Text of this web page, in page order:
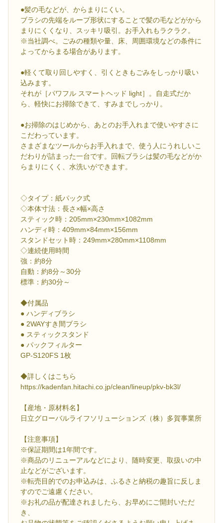
●髪の毛などが、からまりにくい。
ブラシの先端をループ形状にすることで髪の毛などがから
まりにくくなり、スッキリ吸引。お手入れもラクラク。
※当社調べ。ごみの種類や量、床、周囲環境などの条件に
よってからまる場合があります。
●軽くて取り回しやすく、引くときもごみをしっかり吸い
込みます。
それが［パワフル スマートヘッド light］。自走式だか
ら、軽快にお掃除できて、すみまでしっかり。
●お掃除のはじめから、あとのお手入れまで使いやすさに
こだわっています。
さまざまなツールからお手入れまで、使う人にうれしいこ
だわりが詰まった一台です。回転ブラシは髪の毛などがか
らまりにくく、水洗いができます。
◇タイプ：紙パック式
◇本体寸法：長さ×幅×高さ
スティック時：205mm×230mm×1082mm
ハンディ時：409mm×84mm×156mm
スタンドセット時：249mm×280mm×1108mm
◇連続使用時間
強：約8分
自動：約8分～30分
標準：約30分～
◆付属品
● ハンディブラシ
● 2WAYすき間ブラシ
● スティックスタンド
● パックフィルター
GP-S120FS 1枚
◆詳しくはこちら
https://kadenfan.hitachi.co.jp/clean/lineup/pkv-bk3l/
【産地・原材料名】
日立グローバルライフソリューションズ（株）多賀事業所
【注意事項】
※保証期間は1年間です。
※商品のリニューアルなどにより、随時変更、取扱いの中
止などがございます。
※転売目的でのお申込みは、ふるさと納税の趣旨に反しま
すのでご遠慮ください。
※お礼の品が配達されましたら、お早めにご開封いただ
き、